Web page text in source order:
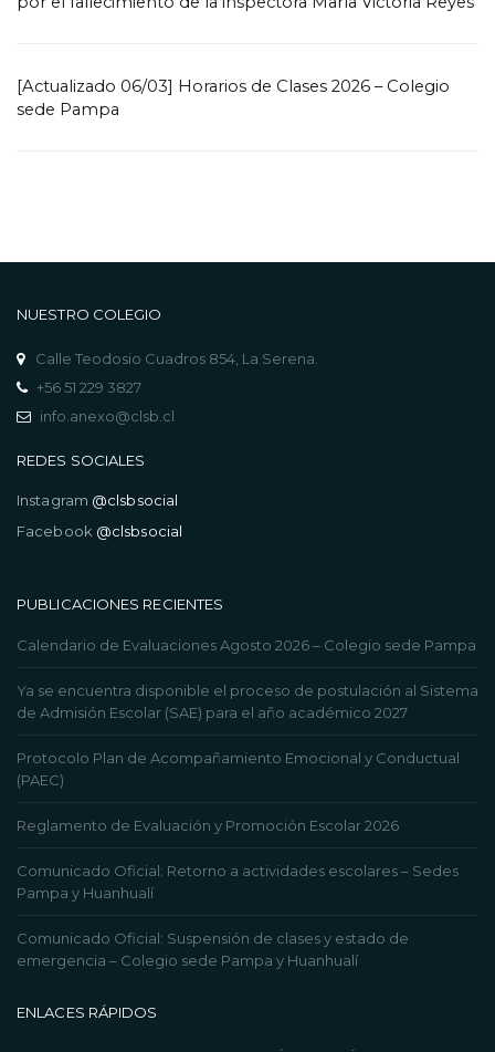
[Actualizado 06/03] Horarios de Clases 2026 – Colegio
sede Pampa
NUESTRO COLEGIO
Calle Teodosio Cuadros 854, La Serena.
+56 51 229 3827
info.anexo@clsb.cl
REDES SOCIALES
Instagram @clsbsocial
Facebook @clsbsocial
PUBLICACIONES RECIENTES
Calendario de Evaluaciones Agosto 2026 – Colegio sede Pampa
Ya se encuentra disponible el proceso de postulación al Sistema
de Admisión Escolar (SAE) para el año académico 2027
Protocolo Plan de Acompañamiento Emocional y Conductual
(PAEC)
Reglamento de Evaluación y Promoción Escolar 2026
Comunicado Oficial: Retorno a actividades escolares – Sedes
Pampa y Huanhualí
Comunicado Oficial: Suspensión de clases y estado de
emergencia – Colegio sede Pampa y Huanhualí
ENLACES RÁPIDOS